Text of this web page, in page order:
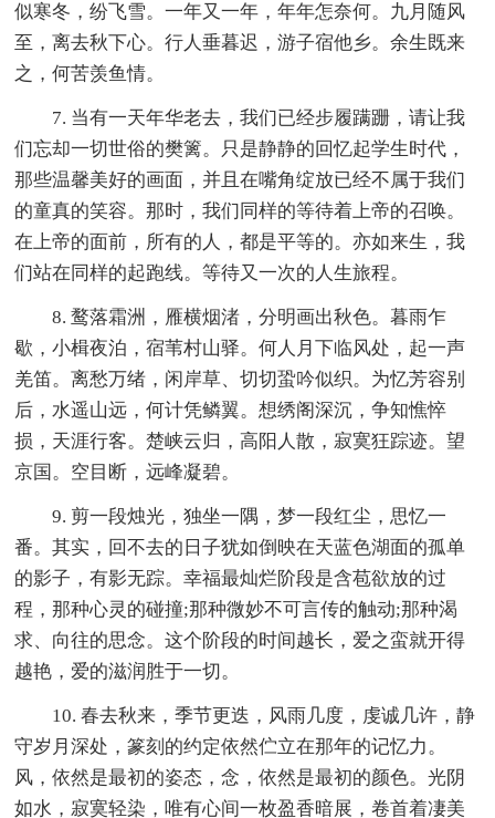
似寒冬，纷飞雪。一年又一年，年年怎奈何。九月随风
至，离去秋下心。行人垂暮迟，游子宿他乡。余生既来
之，何苦羡鱼情。
7. 当有一天年华老去，我们已经步履蹒跚，请让我
们忘却一切世俗的樊篱。只是静静的回忆起学生时代，
那些温馨美好的画面，并且在嘴角绽放已经不属于我们
的童真的笑容。那时，我们同样的等待着上帝的召唤。
在上帝的面前，所有的人，都是平等的。亦如来生，我
们站在同样的起跑线。等待又一次的人生旅程。
8. 鹜落霜洲，雁横烟渚，分明画出秋色。暮雨乍
歇，小楫夜泊，宿苇村山驿。何人月下临风处，起一声
羌笛。离愁万绪，闲岸草、切切蛩吟似织。为忆芳容别
后，水遥山远，何计凭鳞翼。想绣阁深沉，争知憔悴
损，天涯行客。楚峡云归，高阳人散，寂寞狂踪迹。望
京国。空目断，远峰凝碧。
9. 剪一段烛光，独坐一隅，梦一段红尘，思忆一
番。其实，回不去的日子犹如倒映在天蓝色湖面的孤单
的影子，有影无踪。幸福最灿烂阶段是含苞欲放的过
程，那种心灵的碰撞;那种微妙不可言传的触动;那种渴
求、向往的思念。这个阶段的时间越长，爱之蛮就开得
越艳，爱的滋润胜于一切。
10. 春去秋来，季节更迭，风雨几度，虔诚几许，静
守岁月深处，篆刻的约定依然伫立在那年的记忆力。
风，依然是最初的姿态，念，依然是最初的颜色。光阴
如水，寂寞轻染，唯有心间一枚盈香暗展，卷首着凄美